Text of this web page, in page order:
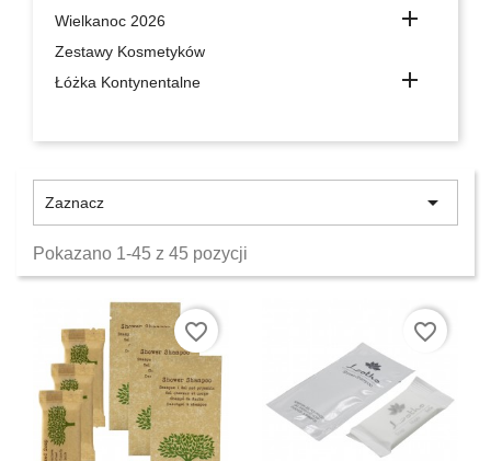
Wielkanoc 2026

Zestawy Kosmetyków
Łóżka Kontynentalne

Zaznacz 
Pokazano 1-45 z 45 pozycji
favorite_border favorite_border